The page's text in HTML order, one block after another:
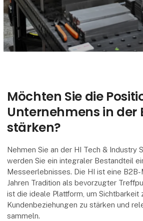
Möchten Sie die
Unternehmens in der
stärken?
Nehmen Sie an der HI Tech & Industry
werden Sie ein integraler Bestandteil
Messeerlebnisses. Die HI ist eine
Jahren Tradition als bevorzugter
ist die ideale Plattform, um Sichtbarkeit
Kundenbeziehungen zu stärken und
sammeln.